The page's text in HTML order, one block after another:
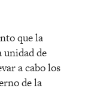
que la
de
a cabo los
de la